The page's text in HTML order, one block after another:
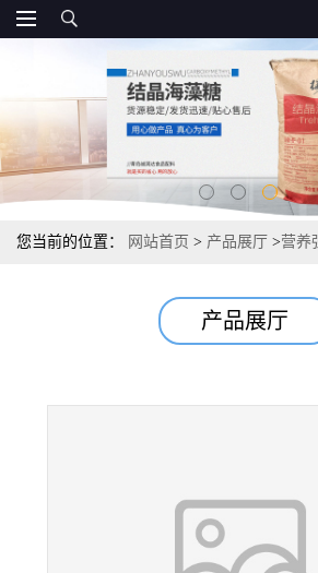
您当前的位置： 网站首页 > 产品展厅 >营养
产品展厅